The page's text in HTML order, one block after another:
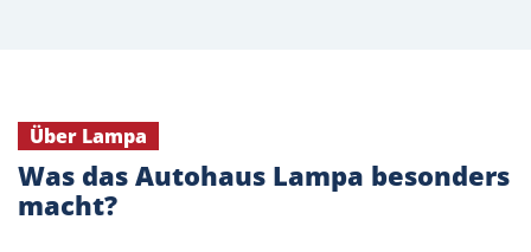
Über Lampa
Was das Autohaus Lampa besonders
macht?